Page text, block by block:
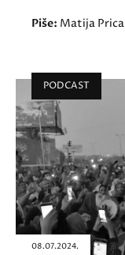
Piše: Matija Prica
PODCAST
08.07.2024.